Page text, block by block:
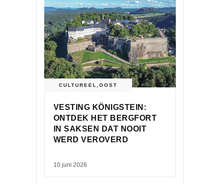
CULTUREEL,OOST
VESTING KÖNIGSTEIN:
ONTDEK HET BERGFORT
IN SAKSEN DAT NOOIT
WERD VEROVERD
10 juni 2026